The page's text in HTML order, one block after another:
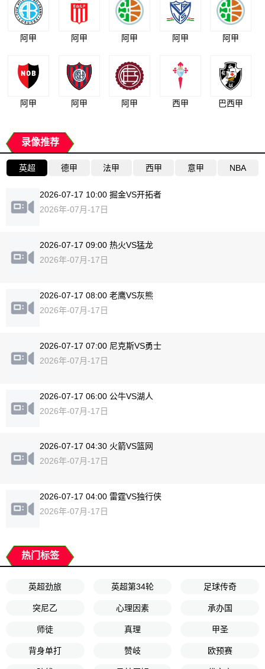
阿甲 阿甲 阿甲 阿甲 阿甲
阿甲 阿甲 阿甲 西甲 巴西甲
录像推荐
英超 德甲 法甲 西甲 意甲 NBA
2026-07-17 10:00 掘金VS开拓者
2026年-07月-17日
2026-07-17 09:00 热火VS猛龙
2026年-07月-17日
2026-07-17 08:00 老鹰VS灰熊
2026年-07月-17日
2026-07-17 07:00 尼克斯VS勇士
2026年-07月-17日
2026-07-17 06:00 公牛VS湖人
2026年-07月-17日
2026-07-17 04:30 火箭VS篮网
2026年-07月-17日
2026-07-17 04:00 雷霆VS独行侠
2026年-07月-17日
热门标签
英超劲旅 英超第34轮 足球传奇
突尼乙 心理因素 承办国
师徒 真理 甲圣
背身单打 赞岐 欧预赛